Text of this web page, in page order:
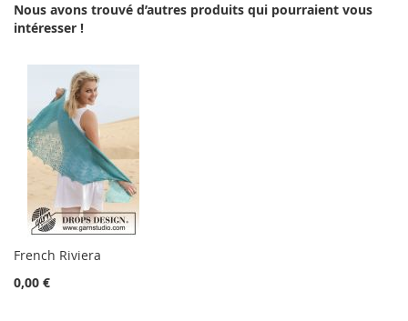
Nous avons trouvé d’autres produits qui pourraient vous
intéresser !
French Riviera
0,00 €